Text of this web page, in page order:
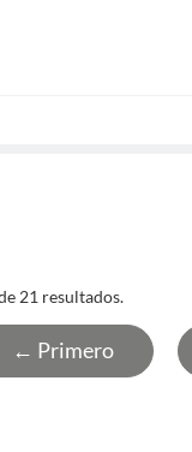
21 resultados.
← Primero